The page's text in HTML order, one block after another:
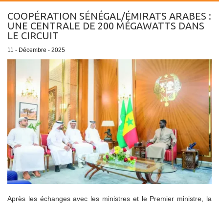
COOPÉRATION SÉNÉGAL/ÉMIRATS ARABES :
UNE CENTRALE DE 200 MÉGAWATTS DANS
LE CIRCUIT
11 - Décembre - 2025
Après les échanges avec les ministres et le Premier ministre, la